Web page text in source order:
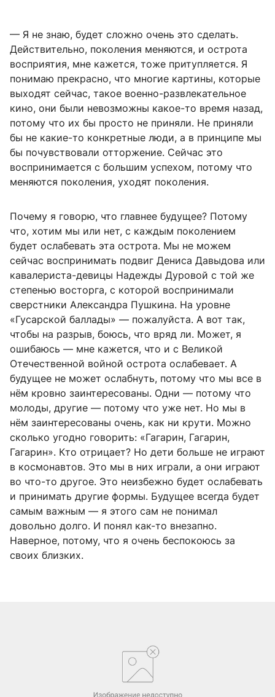
— Я не знаю, будет сложно очень это сделать.
Действительно, поколения меняются, и острота
восприятия, мне кажется, тоже притупляется. Я
понимаю прекрасно, что многие картины, которые
выходят сейчас, такое военно-развлекательное
кино, они были невозможны какое-то время назад,
потому что их бы просто не приняли. Не приняли
бы не какие-то конкретные люди, а в принципе мы
бы почувствовали отторжение. Сейчас это
воспринимается с большим успехом, потому что
меняются поколения, уходят поколения.
Почему я говорю, что главнее будущее? Потому
что, хотим мы или нет, с каждым поколением
будет ослабевать эта острота. Мы не можем
сейчас воспринимать подвиг Дениса Давыдова или
кавалериста-девицы Надежды Дуровой с той же
степенью восторга, с которой воспринимали
сверстники Александра Пушкина. На уровне
«Гусарской баллады» — пожалуйста. А вот так,
чтобы на разрыв, боюсь, что вряд ли. Может, я
ошибаюсь — мне кажется, что и с Великой
Отечественной войной острота ослабевает. А
будущее не может ослабнуть, потому что мы все в
нём кровно заинтересованы. Одни — потому что
молоды, другие — потому что уже нет. Но мы в
нём заинтересованы очень, как ни крути. Можно
сколько угодно говорить: «Гагарин, Гагарин,
Гагарин». Кто отрицает? Но дети больше не играют
в космонавтов. Это мы в них играли, а они играют
во что-то другое. Это неизбежно будет ослабевать
и принимать другие формы. Будущее всегда будет
самым важным — я этого сам не понимал
довольно долго. И понял как-то внезапно.
Наверное, потому, что я очень беспокоюсь за
своих близких.